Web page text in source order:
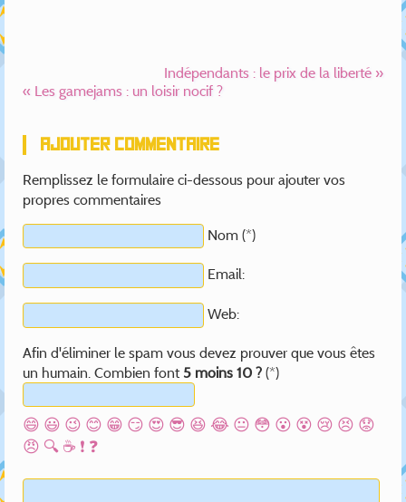
Indépendants : le prix de la liberté »
« Les gamejams : un loisir nocif ?
Ajouter commentaire
Remplissez le formulaire ci-dessous pour ajouter vos
propres commentaires
Nom (*)
Email:
Web:
Afin d'éliminer le spam vous devez prouver que vous êtes
un humain. Combien font 5 moins 10 ? (*)
😄 😃 😉 😊 😁 😏 😍 😎 😆 😂 😐 😳 😮 😵 😢 😣 😟
😠 🔍 ☕ ❗ ❓